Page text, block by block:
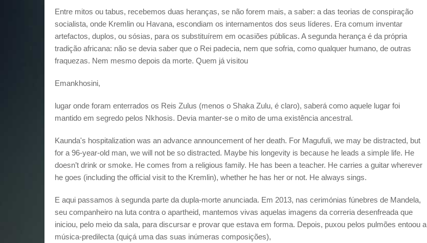
Entre mitos ou tabus, recebemos duas heranças, se não forem mais, a saber: a das teorias de conspiração
socialista, onde Kremlin ou Havana, escondiam os internamentos dos seus líderes. Era comum inventar
artefactos, duplos, ou sósias, para os substituírem em ocasiões públicas. A segunda herança é da própria
tradição africana: não se devia saber que o Rei padecia, nem que sofria, como qualquer humano, de outras
fraquezas. Nem mesmo depois da morte. Quem já visitou
Emankhosini,
lugar onde foram enterrados os Reis Zulus (menos o Shaka Zulu, é claro), saberá como aquele lugar foi
mantido em segredo pelos Nkhosis. Devia manter-se o mito de uma existência ancestral.
Kaunda's hospitalization was an advance announcement of her death. For Magufuli, we may be distracted, but
for a 96-year-old man, we will not be so distracted. Maybe his longevity is because he leads a simple life. He
doesn’t drink or smoke. He comes from a religious family. He has been a teacher. He carries a guitar wherever
he goes (including the official visit to the Kremlin), whether he has her or not. He always sings.
E aqui passamos à segunda parte da dupla-morte anunciada. Em 2013, nas cerimónias fúnebres de Mandela,
seu companheiro na luta contra o apartheid, mantemos vivas aquelas imagens da correria desenfreada que
iniciou, pelo meio da sala, para discursar e provar que estava em forma. Depois, puxou pelos pulmões entoou a
música-predilecta (quiçá uma das suas inúmeras composições),